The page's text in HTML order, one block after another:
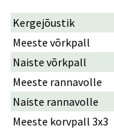
Kergejõustik
Meeste võrkpall
Naiste võrkpall
Meeste rannavolle
Naiste rannavolle
Meeste korvpall 3x3